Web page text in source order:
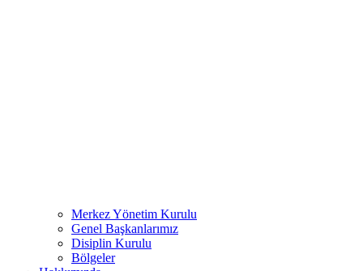
Merkez Yönetim Kurulu
Genel Başkanlarımız
Disiplin Kurulu
Bölgeler